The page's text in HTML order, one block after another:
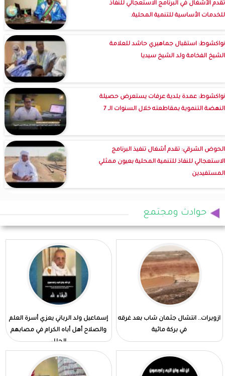
تقدم الأشغال في البرنامج الاستعجالي للنفاذ
للخدمات الأساسية للتنمية المحلية.
نواكشوط: استقبال جماهيري حاشد للعلامة
الشيخ الفخامة ولد الشيخ سيديا
نواكشوط: عمدة بلدية عرفات يستعرض حصيلة
النهضة التنموية بمقاطعته خلال السنوات الـ 7
الحوض الشرقي: تقدم أشغال تنفيذ البرنامج
الاستعجالي للنفاذ للتنمية المحلية بعيون ممثلي
المستفيدين
حوادث ومجتمع
ازويرات.. انتشال جثمان شاب بعد غرقه
في بركة مائية
إسماعيل ولد الرباني يعزي أسرة العلم
والصلاح أهل أباه الكرام في مصابهم
الجلل